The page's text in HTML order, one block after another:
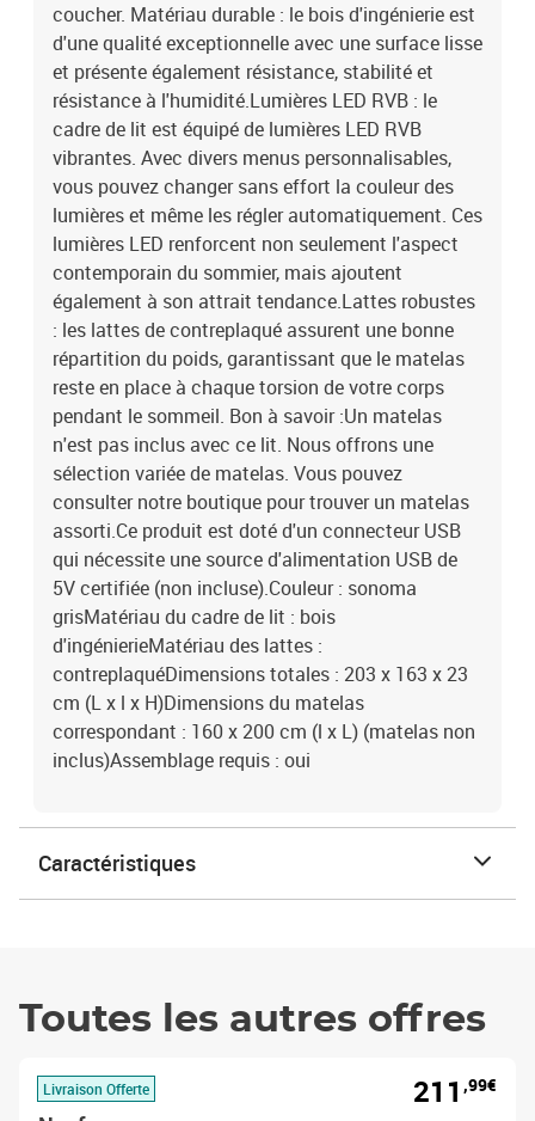
coucher. Matériau durable : le bois d'ingénierie est
d'une qualité exceptionnelle avec une surface lisse
et présente également résistance, stabilité et
résistance à l'humidité.Lumières LED RVB : le
cadre de lit est équipé de lumières LED RVB
vibrantes. Avec divers menus personnalisables,
vous pouvez changer sans effort la couleur des
lumières et même les régler automatiquement. Ces
lumières LED renforcent non seulement l'aspect
contemporain du sommier, mais ajoutent
également à son attrait tendance.Lattes robustes
: les lattes de contreplaqué assurent une bonne
répartition du poids, garantissant que le matelas
reste en place à chaque torsion de votre corps
pendant le sommeil. Bon à savoir :Un matelas
n'est pas inclus avec ce lit. Nous offrons une
sélection variée de matelas. Vous pouvez
consulter notre boutique pour trouver un matelas
assorti.Ce produit est doté d'un connecteur USB
qui nécessite une source d'alimentation USB de
5V certifiée (non incluse).Couleur : sonoma
grisMatériau du cadre de lit : bois
d'ingénierieMatériau des lattes :
contreplaquéDimensions totales : 203 x 163 x 23
cm (L x l x H)Dimensions du matelas
correspondant : 160 x 200 cm (l x L) (matelas non
inclus)Assemblage requis : oui
Caractéristiques
Toutes les autres offres
Livraison Offerte 211 ,99€